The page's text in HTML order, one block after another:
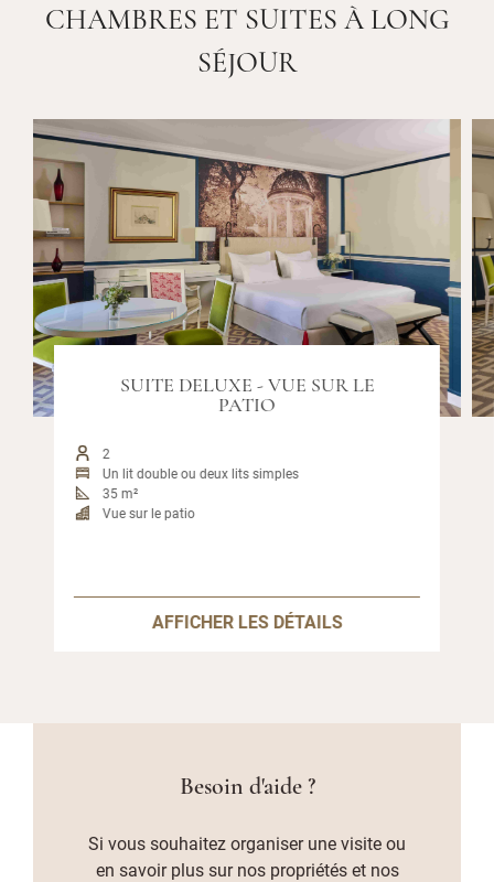
CHAMBRES ET SUITES À LONG
SÉJOUR
SUITE DELUXE - VUE SUR LE
PATIO
2
Un lit double ou deux lits simples
35 m²
Vue sur le patio
AFFICHER LES DÉTAILS
Besoin d'aide ?
Si vous souhaitez organiser une visite ou
en savoir plus sur nos propriétés et nos